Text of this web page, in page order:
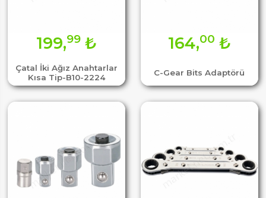
Çatal İki Ağız Anahtarlar
Kısa Tip-B10-2224
199,99 ₺
C-Gear Bits Adaptörü
164,00 ₺